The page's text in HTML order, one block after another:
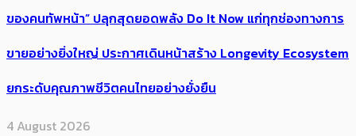
ของคนทัพหน้า” ปลุกสุดยอดพลัง Do It Now แก่ทุกช่องทางการ
ขายอย่างยิ่งใหญ่ ประกาศเดินหน้าสร้าง Longevity Ecosystem
ยกระดับคุณภาพชีวิตคนไทยอย่างยั่งยืน
4 August 2026